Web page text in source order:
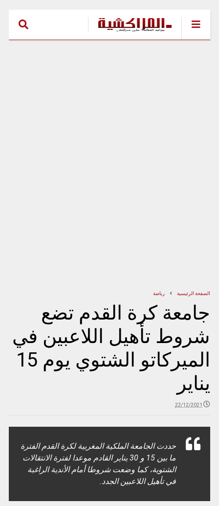
الصفحة الرئيسية رياضة
جامعة كرة القدم تضع
شروط تأهيل اللاعبين في
الميركاتو الشتوي يوم 15
يناير
22/12/2021
حددت الجامعة الملكية المغربية لكرة القدم الفترة
ما بين 15 و 30 يناير القادم موعدا لفترة الانتقالات
الشتوية، كما وضعت شروطا أمام الأندية الراغبة
في تأهيل اللاعبين الجدد.